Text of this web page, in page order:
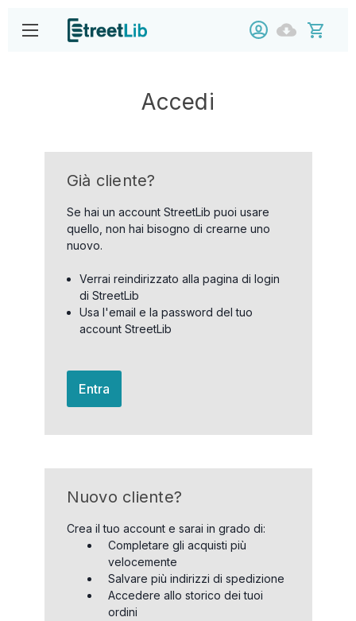
Accedi
Già cliente?
Se hai un account StreetLib puoi usare
quello, non hai bisogno di crearne uno
nuovo.
Verrai reindirizzato alla pagina di login
di StreetLib
Usa l'email e la password del tuo
account StreetLib
Entra
Nuovo cliente?
Crea il tuo account e sarai in grado di:
Completare gli acquisti più
velocemente
Salvare più indirizzi di spedizione
Accedere allo storico dei tuoi
ordini